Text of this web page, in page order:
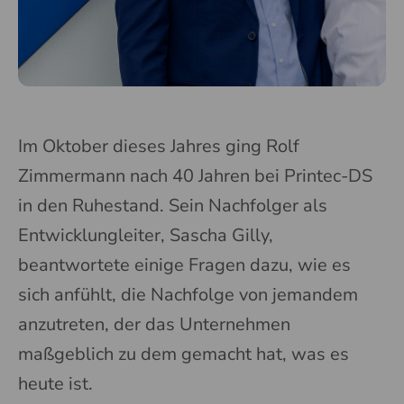
Im Oktober dieses Jahres ging Rolf
Zimmermann nach 40 Jahren bei Printec-DS
in den Ruhestand. Sein Nachfolger als
Entwicklungleiter, Sascha Gilly,
beantwortete einige Fragen dazu, wie es
sich anfühlt, die Nachfolge von jemandem
anzutreten, der das Unternehmen
maßgeblich zu dem gemacht hat, was es
heute ist.